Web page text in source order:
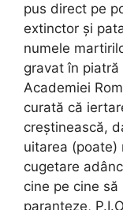
pus direct pe
extinctor și
numele
gravat în
Academiei
curată că
creștinească,
uitarea (poate)
cugetare
cine pe cine
paranteze,